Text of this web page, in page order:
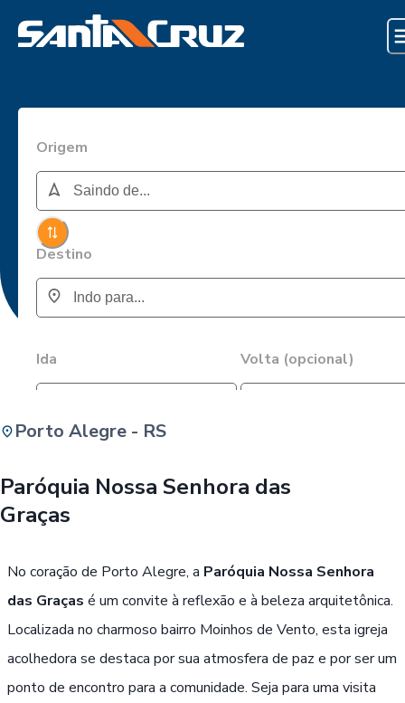
Origem
Destino
Ida Volta (opcional)
Porto Alegre - RS
Paróquia Nossa Senhora das
Graças
No coração de Porto Alegre, a Paróquia Nossa Senhora
das Graças é um convite à reflexão e à beleza arquitetônica.
Localizada no charmoso bairro Moinhos de Vento, esta igreja
acolhedora se destaca por sua atmosfera de paz e por ser um
ponto de encontro para a comunidade. Seja para uma visita